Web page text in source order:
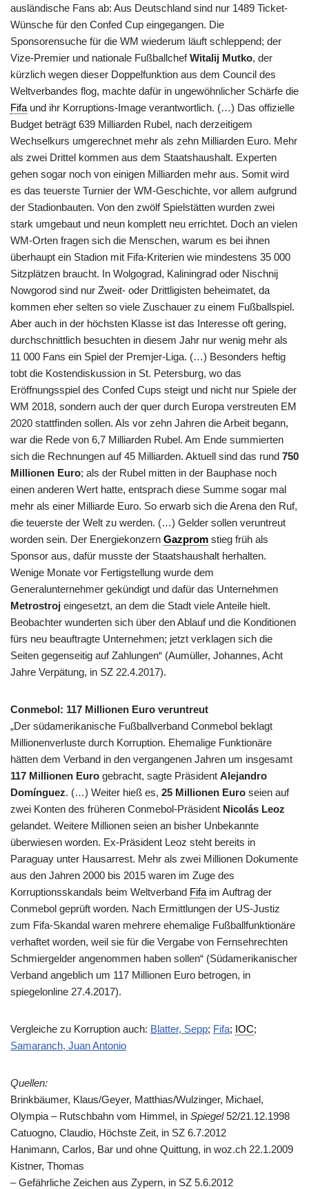
ausländische Fans ab: Aus Deutschland sind nur 1489 Ticket-
Wünsche für den Confed Cup eingegangen. Die
Sponsorensuche für die WM wiederum läuft schleppend; der
Vize-Premier und nationale FußballchefWitalij Mutko, der
kürzlich wegen dieser Doppelfunktion aus dem Council des
Weltverbandes flog, machte dafür in ungewöhnlicher Schärfe die
Fifa und ihr Korruptions-Image verantwortlich. (…) Das offizielle
Budget beträgt 639 Milliarden Rubel, nach derzeitigem
Wechselkurs umgerechnet mehr als zehn Milliarden Euro. Mehr
als zwei Drittel kommen aus dem Staatshaushalt. Experten
gehen sogar noch von einigen Milliarden mehr aus. Somit wird
es das teuerste Turnier der WM-Geschichte, vor allem aufgrund
der Stadionbauten. Von den zwölf Spielstätten wurden zwei
stark umgebaut und neun komplett neu errichtet. Doch an vielen
WM-Orten fragen sich die Menschen, warum es bei ihnen
überhaupt ein Stadion mit Fifa-Kriterien wie mindestens 35 000
Sitzplätzen braucht. In Wolgograd, Kaliningrad oder Nischnij
Nowgorod sind nur Zweit- oder Drittligisten beheimatet, da
kommen eher selten so viele Zuschauer zu einem Fußballspiel.
Aber auch in der höchsten Klasse ist das Interesse oft gering,
durchschnittlich besuchten in diesem Jahr nur wenig mehr als
11 000 Fans ein Spiel der Premjer-Liga. (…) Besonders heftig
tobt die Kostendiskussion in St. Petersburg, wo das
Eröffnungsspiel des Confed Cups steigt und nicht nur Spiele der
WM 2018, sondern auch der quer durch Europa verstreuten EM
2020 stattfinden sollen. Als vor zehn Jahren die Arbeit begann,
war die Rede von 6,7 Milliarden Rubel. Am Ende summierten
sich die Rechnungen auf 45 Milliarden. Aktuell sind das rund 750
Millionen Euro; als der Rubel mitten in der Bauphase noch
einen anderen Wert hatte, entsprach diese Summe sogar mal
mehr als einer Milliarde Euro. So erwarb sich die Arena den Ruf,
die teuerste der Welt zu werden. (…) Gelder sollen veruntreut
worden sein. Der Energiekonzern Gazprom stieg früh als
Sponsor aus, dafür musste der Staatshaushalt herhalten.
Wenige Monate vor Fertigstellung wurde dem
Generalunternehmer gekündigt und dafür das Unternehmen
Metrostroj eingesetzt, an dem die Stadt viele Anteile hielt.
Beobachter wunderten sich über den Ablauf und die Konditionen
fürs neu beauftragte Unternehmen; jetzt verklagen sich die
Seiten gegenseitig auf Zahlungen“ (Aumüller, Johannes, Acht
Jahre Verpätung, in SZ 22.4.2017).
Conmebol: 117 Millionen Euro veruntreut
„Der südamerikanische Fußballverband Conmebol beklagt
Millionenverluste durch Korruption. Ehemalige Funktionäre
hätten dem Verband in den vergangenen Jahren um insgesamt
117 Millionen Euro gebracht, sagte Präsident Alejandro
Domínguez. (…) Weiter hieß es, 25 Millionen Euro seien auf
zwei Konten des früheren Conmebol-Präsident Nicolás Leoz
gelandet. Weitere Millionen seien an bisher Unbekannte
überwiesen worden. Ex-Präsident Leoz steht bereits in
Paraguay unter Hausarrest. Mehr als zwei Millionen Dokumente
aus den Jahren 2000 bis 2015 waren im Zuge des
Korruptionsskandals beim Weltverband Fifa im Auftrag der
Conmebol geprüft worden. Nach Ermittlungen der US-Justiz
zum Fifa-Skandal waren mehrere ehemalige Fußballfunktionäre
verhaftet worden, weil sie für die Vergabe von Fernsehrechten
Schmiergelder angenommen haben sollen“ (Südamerikanischer
Verband angeblich um 117 Millionen Euro betrogen, in
spiegelonline 27.4.2017).
Vergleiche zu Korruption auch: Blatter, Sepp; Fifa; IOC;
Samaranch, Juan Antonio
Quellen:
Brinkbäumer, Klaus/Geyer, Matthias/Wulzinger, Michael,
Olympia – Rutschbahn vom Himmel, in Spiegel52/21.12.1998
Catuogno, Claudio, Höchste Zeit, in SZ 6.7.2012
Hanimann, Carlos, Bar und ohne Quittung, in woz.ch 22.1.2009
Kistner, Thomas
– Gefährliche Zeichen aus Zypern, in SZ 5.6.2012